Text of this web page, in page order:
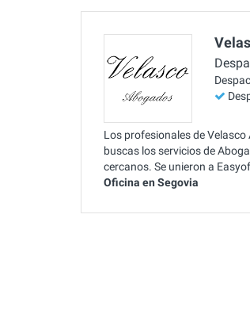
Los profesionales de
buscas los servicios de
cercanos. Se unieron a
Oficina en Segovia